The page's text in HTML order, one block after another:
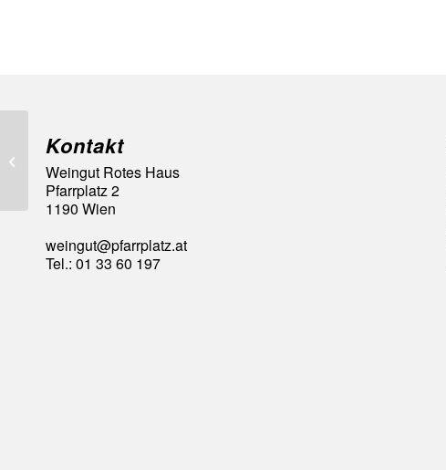
Kontakt
Weingut Rotes Haus
Pfarrplatz 2
1190 Wien
weingut@pfarrplatz.at
Tel.: 01 33 60 197